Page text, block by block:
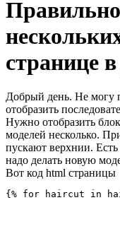
странице
Добрый день. Не могу
отобразить
Нужно отобразить
моделей несколько.
пускают верхнии. Есть
надо делать новую
Вот код html страницы
{% for haircut in